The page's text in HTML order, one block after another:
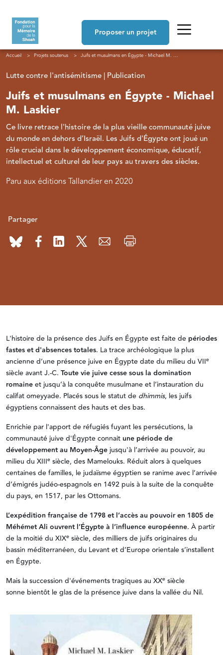
Proposer un projet
Fil d'Ariane
Accueil Projets soutenus Juifs et musulmans en Égypte - Michael M. Laskier
Lutte contre l'antisémitisme | Publication
Juifs et musulmans en Égypte - Michael
M. Laskier
Ce livre retrace l'histoire de la plus vieille communauté juive
du monde en dehors d’Israël. Les Juifs d'Égypte ont joué un
rôle crucial dans le développement économique, éducatif,
intellectuel et culturel de leur pays au travers des siècles.
Paru aux éditions Tallandier en 2020
Partager
L'histoire de la présence des Juifs en Égypte est faite de périodes
fastes et d'absences totales. La trace archéologique la plus
ancienne d’une présence juive en Égypte date du milieu du VIIe
siècle avant J.-C. Toute vie juive cesse sous la domination
romaineet jusqu’à la conquête musulmane et l’instauration du
califat omeyyade. Placés sous le statut de dhimmis, les juifs
égyptiens connaissent des hauts et des bas.
Enrichie par l'apport de réfugiés fuyant les persécutions, la
communauté juive d'Égypte connait une période de
développement au Moyen-Âgejusqu'à l’arrivée au pouvoir, au
milieu du XIIIe siècle, des Mamelouks. Réduit alors à quelques
centaines de familles, le judaïsme égyptien se ranime avec l’arrivée
d’émigrés judéo-espagnols en 1492 puis à la suite de la conquête
du pays, en 1517, par les Ottomans.
L’expédition française de 1798 et l’accès au pouvoir en 1805 de
Méhémet Ali ouvrent l’Égypte à l’influence européenne. À partir
de la moitié du XIXe siècle, des milliers de juifs originaires du
bassin méditerranéen, du Levant et d’Europe orientale s’installent
en Égypte.
Mais la succession d'événements tragiques au XXe siècle
sonne bientôt le glas de la présence juive dans la vallée du Nil.